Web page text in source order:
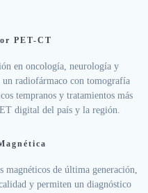
PET-CT
en oncología, neurología y
radiofármaco con tomografía
tempranos y tratamientos más
digital del país y la región.
magnéticos de última generación,
y permiten un diagnóstico